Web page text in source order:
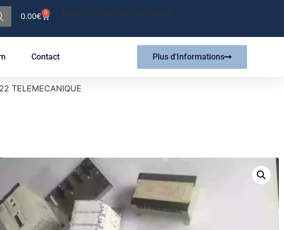
0.00€ 0 [bouton_connexion_compte]
Contact Plus d'Informations
TELEMECANIQUE